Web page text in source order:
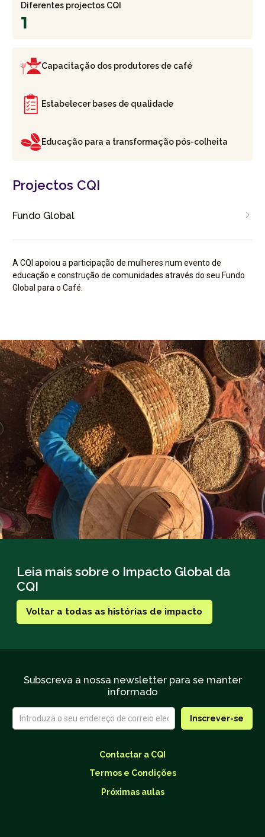
Diferentes projectos CQI
1
Capacitação dos produtores de café
Estabelecer bases de qualidade
Educação para a transformação pós-colheita
Projectos CQI
Fundo Global
A CQI apoiou a participação de mulheres num evento de
educação e construção de comunidades através do seu Fundo
Global para o Café.
Leia mais sobre o Impacto Global da
CQI
Voltar a todas as histórias de impacto
Subscreva a nossa newsletter para se manter
informado
Contactar a CQI
Termos e Condições
Próximas aulas